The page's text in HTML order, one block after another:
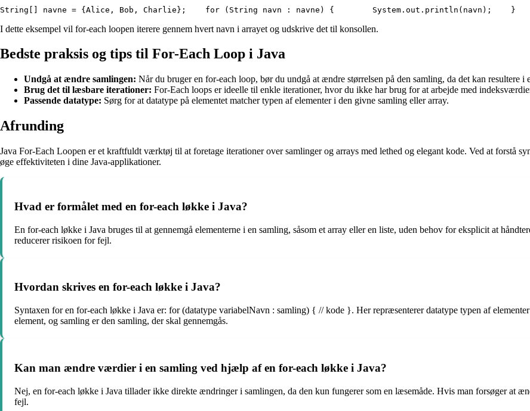
String[] navne = {Alice, Bob, Charlie};    for (String navn : navne) {        System.out.println(navn);    }
I dette eksempel vil for-each loopen iterere gennem hvert navn i arrayet og udskrive det til konsollen.
Bedste praksis og tips til For-Each Loop i Java
Undgå at ændre samlingen: Når du bruger en for-each loop, bør du undgå at ændre størrelsen på den samling, da det kan resultere
Brug det til læsbare iterationer: For-Each loops er ideelle til enkle iterationer, hvor du ikke har brug for at arbejde med
Passende datatype: Sørg for at datatype på elementet matcher typen af elementer i den givne samling eller array.
Afrunding
Java For-Each Loopen er et kraftfuldt værktøj til at foretage iterationer over samlinger og arrays med lethed og elegant kode. Ved at forstå
øge effektiviteten i dine Java-applikationer.
Hvad er formålet med en for-each løkke i Java?
En for-each løkke i Java bruges til at gennemgå elementerne i en samling, såsom et array eller en liste, uden behov for eksplicit at
reducerer risikoen for fejl.
Hvordan skrives en for-each løkke i Java?
Syntaxen for en for-each løkke i Java er: for (datatype variabelNavn : samling) { // kode }. Her repræsenterer datatype typen af
element, og samling er den samling, der skal gennemgås.
Kan man ændre værdier i en samling ved hjælp af en for-each løkke i Java?
Nej, en for-each løkke i Java tillader ikke direkte ændringer i samlingen, da den kun fungerer som en læsemåde. Hvis man forsøger at
fejl.